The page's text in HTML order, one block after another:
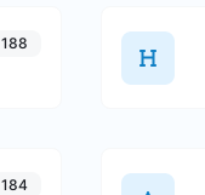
188
184